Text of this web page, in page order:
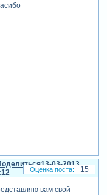
13-03-2013
вам свой
+15